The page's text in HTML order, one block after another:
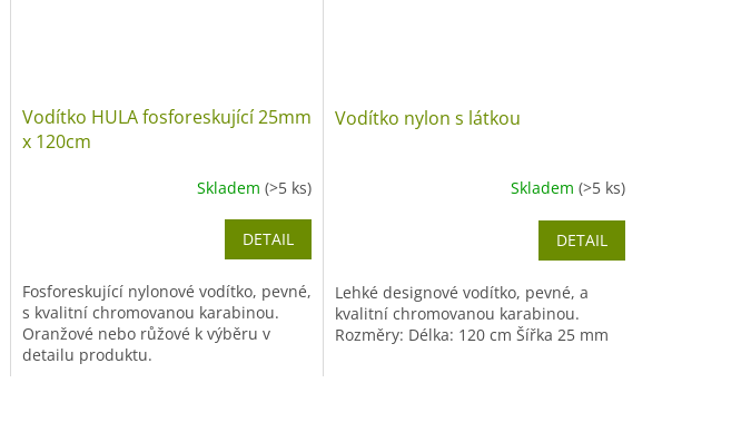
Vodítko HULA fosforeskující 25mm
x 120cm
Skladem (>5 ks)
DETAIL
Fosforeskující nylonové vodítko, pevné,
s kvalitní chromovanou karabinou.
Oranžové nebo růžové k výběru v
detailu produktu.
Vodítko nylon s látkou
Skladem (>5 ks)
DETAIL
Lehké designové vodítko, pevné, a
kvalitní chromovanou karabinou.
Rozměry: Délka: 120 cm Šířka 25 mm